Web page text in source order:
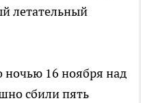
летательный
ночью 16 ноября над
сбили пять